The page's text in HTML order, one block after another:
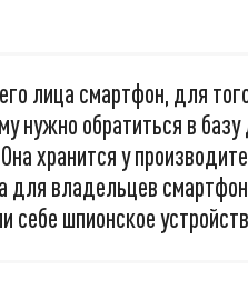
лица смартфон, для
нужно обратиться в
хранится у
для владельцев
шпионское